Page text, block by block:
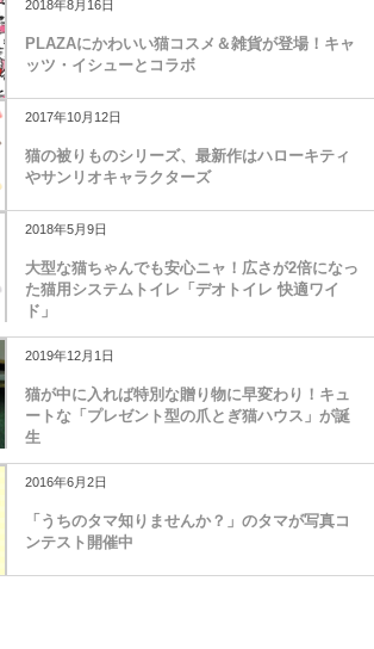
2018年8月16日
PLAZAにかわいい猫コスメ＆雑貨が登場！キャ
ッツ・イシューとコラボ
2017年10月12日
猫の被りものシリーズ、最新作はハローキティ
やサンリオキャラクターズ
2018年5月9日
大型な猫ちゃんでも安心ニャ！広さが2倍になっ
た猫用システムトイレ「デオトイレ 快適ワイ
ド」
2019年12月1日
猫が中に入れば特別な贈り物に早変わり！キュ
ートな「プレゼント型の爪とぎ猫ハウス」が誕
生
2016年6月2日
「うちのタマ知りませんか？」のタマが写真コ
ンテスト開催中